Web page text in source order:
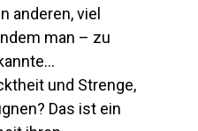
anderen, viel
man – zu
und Strenge,
Das ist ein